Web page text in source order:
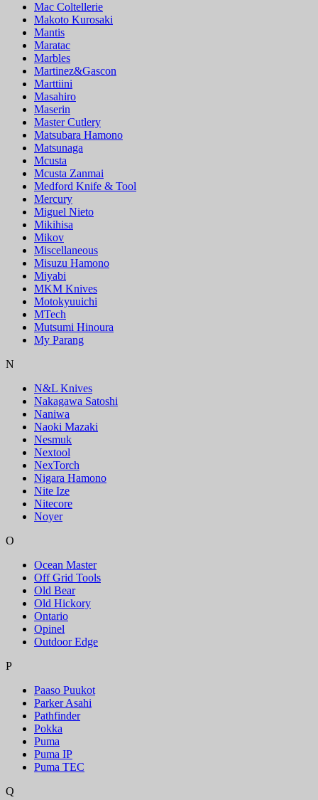
Mac Coltellerie
Makoto Kurosaki
Mantis
Maratac
Marbles
Martinez&Gascon
Marttiini
Masahiro
Maserin
Master Cutlery
Matsubara Hamono
Matsunaga
Mcusta
Mcusta Zanmai
Medford Knife & Tool
Mercury
Miguel Nieto
Mikihisa
Mikov
Miscellaneous
Misuzu Hamono
Miyabi
MKM Knives
Motokyuuichi
MTech
Mutsumi Hinoura
My Parang
N
N&L Knives
Nakagawa Satoshi
Naniwa
Naoki Mazaki
Nesmuk
Nextool
NexTorch
Nigara Hamono
Nite Ize
Nitecore
Noyer
O
Ocean Master
Off Grid Tools
Old Bear
Old Hickory
Ontario
Opinel
Outdoor Edge
P
Paaso Puukot
Parker Asahi
Pathfinder
Pokka
Puma
Puma IP
Puma TEC
Q